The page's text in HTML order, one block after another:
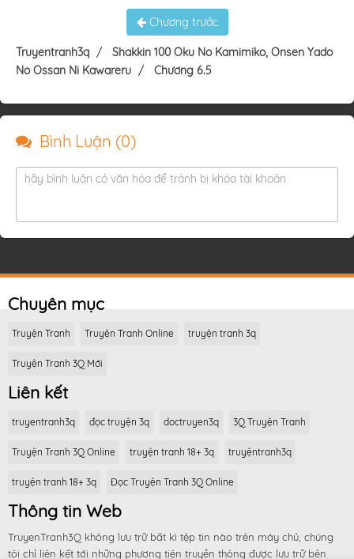
Chương trước
Truyentranh3q
Shakkin 100 Oku No Kamimiko, Onsen Yado
No Ossan Ni Kawareru
Chương 6.5
Bình Luận (0)
hãy bình luận có văn hóa để tránh bị khóa tài khoản
Chuyên mục
Truyện Tranh Truyện Tranh Online truyện tranh 3q
Truyện Tranh 3Q Mới
Liên kết
truyentranh3q đọc truyện 3q doctruyen3q 3Q Truyện Tranh
Truyện Tranh 3Q Online truyện tranh 18+ 3q truyệntranh3q
truyện tranh 18+ 3q Đọc Truyện Tranh 3Q Online
Thông tin Web
TruyenTranh3Q không lưu trữ bất kì tệp tin nào trên máy chủ, chúng
tôi chỉ liên kết tới những phương tiện truyền thông được lưu trữ bên